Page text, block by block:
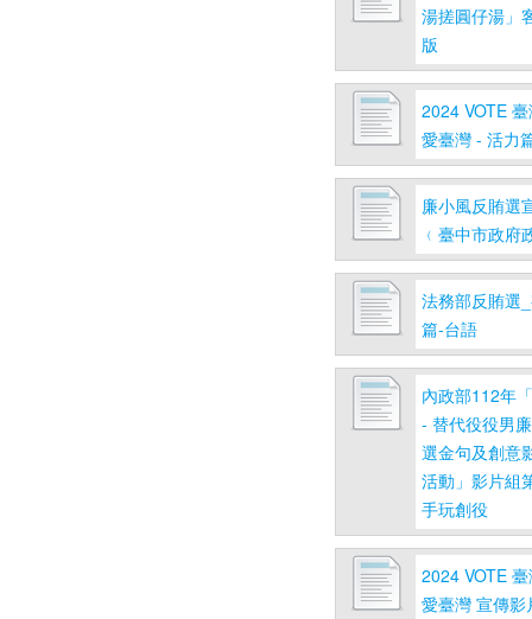
湯搓圓仔湯」
版
2024 VOTE
愛臺灣 - 活力
廉小風反賄選
﹙臺中市政府
法務部反賄選
篇-台語
內政部112年
- 替代役役男
選金句及創意
活動」影片組
手玩創役
2024 VOTE
愛臺灣 宣傳影